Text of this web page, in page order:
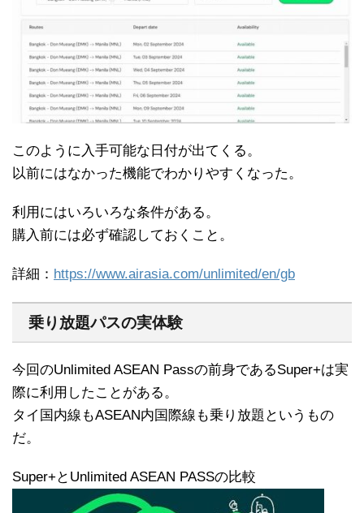
このように入手可能な日付が出てくる。
以前にはなかった機能でわかりやすくなった。
利用にはいろいろな条件がある。
購入前には必ず確認しておくこと。
詳細： https://www.airasia.com/unlimited/en/gb
乗り放題パスの実体験
今回のUnlimited ASEAN Passの前身であるSuper+は実
際に利用したことがある。
タイ国内線もASEAN内国際線も乗り放題というもの
だ。
Super+とUnlimited ASEAN PASSの比較